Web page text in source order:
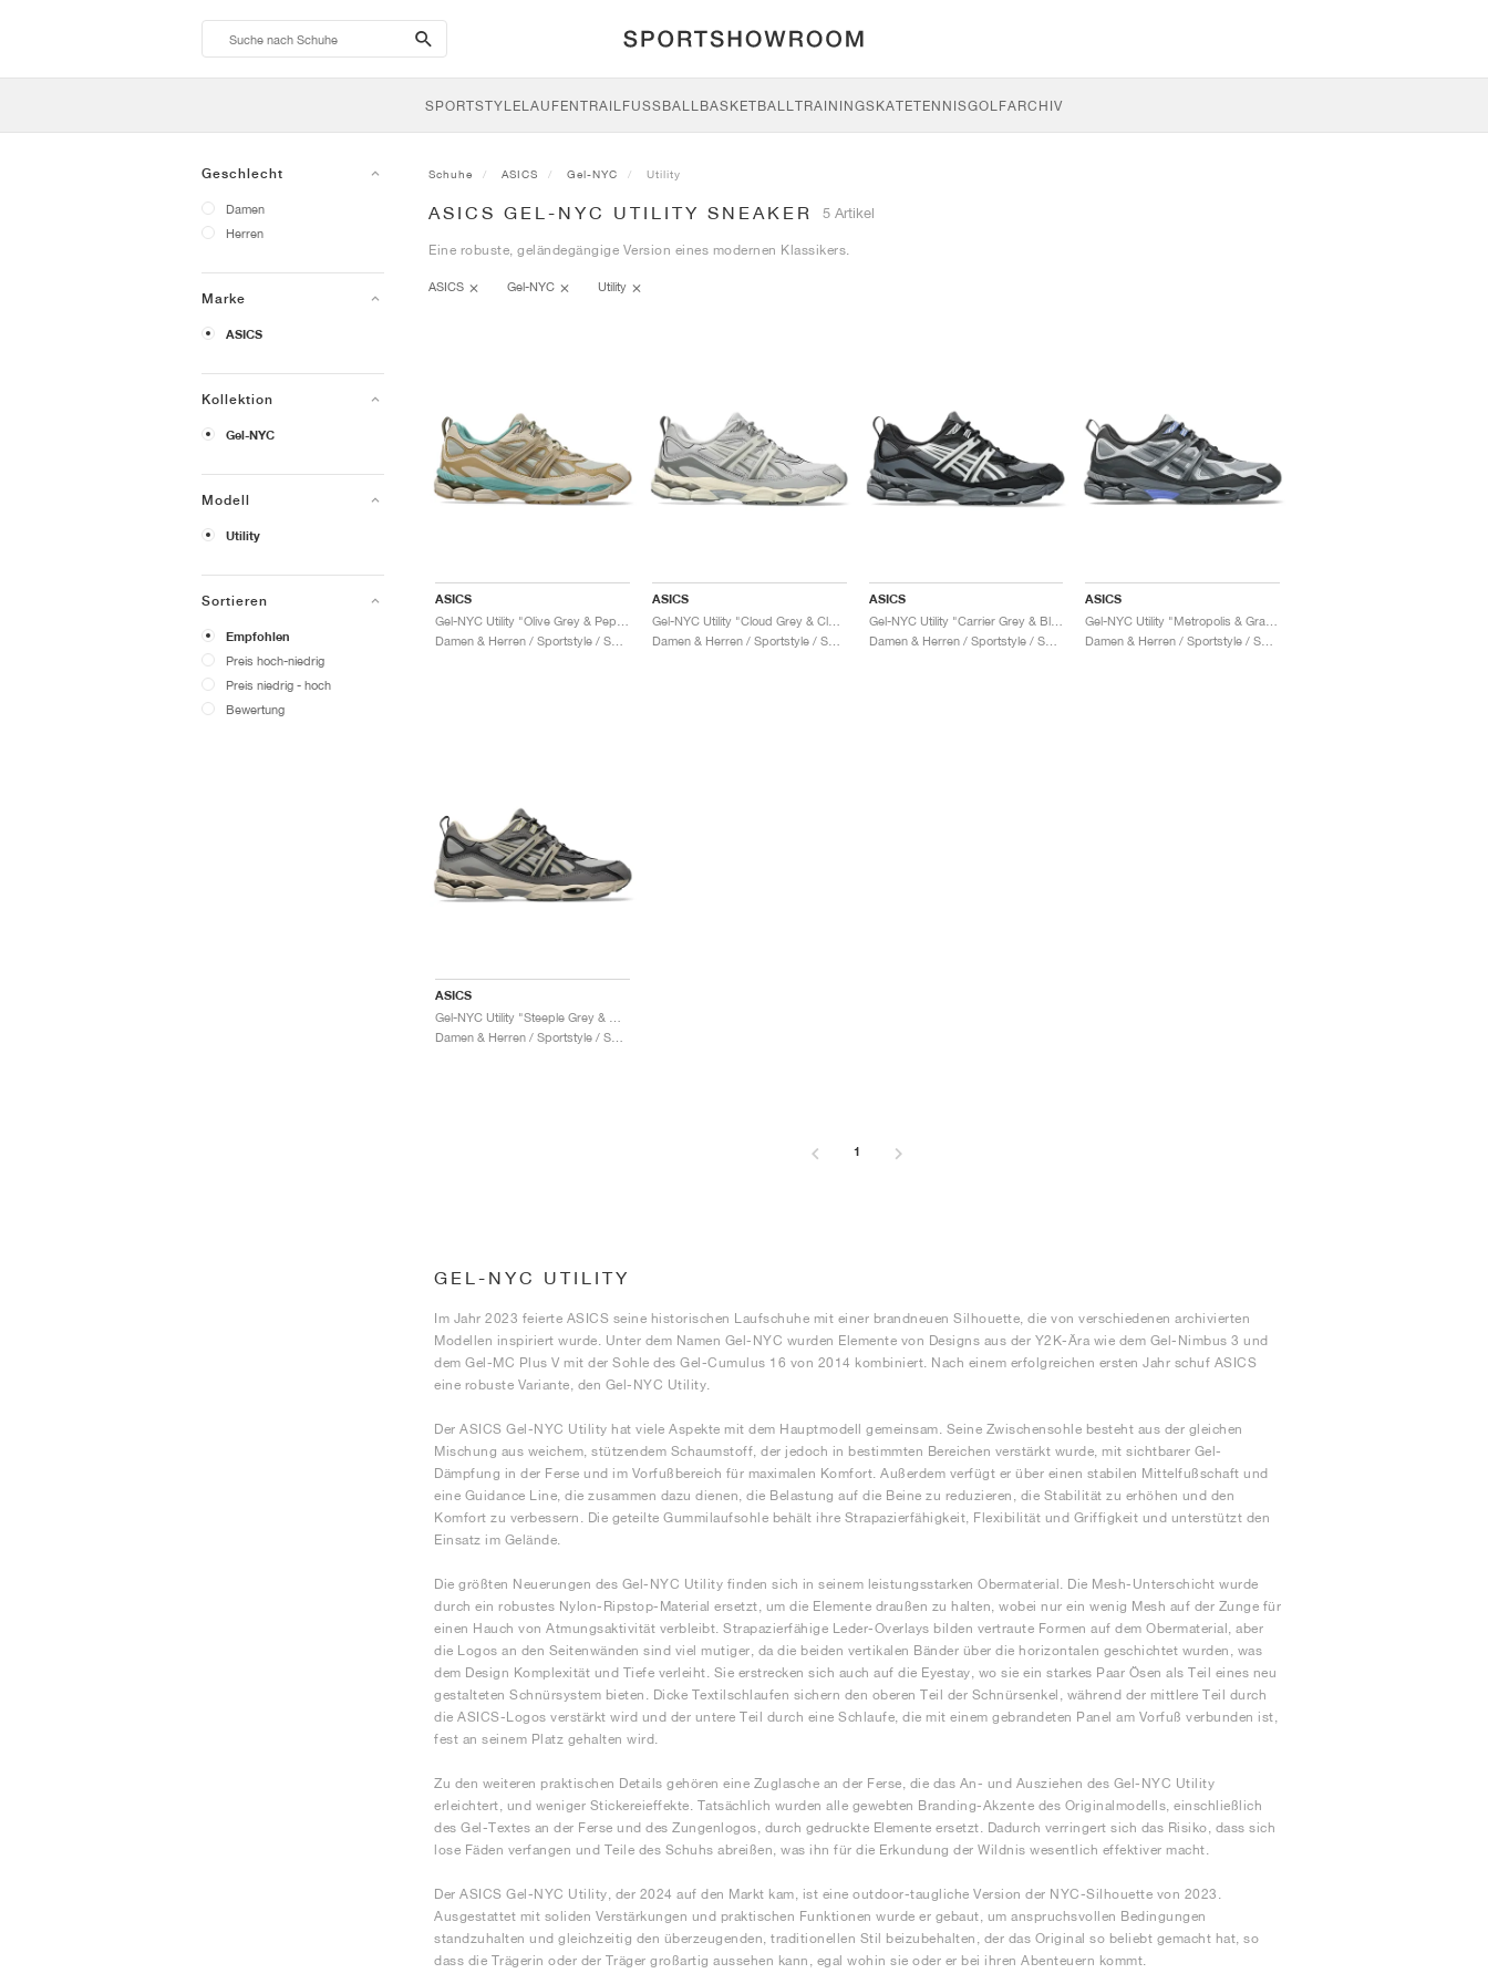
search-
btn
SPORTSTYLELAUFENTRAILFUSSBALL BASKETBALLTRAININGSKATETENNISGOLFARCHIV
Geschlecht
Damen
Herren
Marke
ASICS
Kollektion
Gel-NYC
Modell
Utility
Sortieren
Empfohlen
Preis hoch-niedrig
Preis niedrig - hoch
Bewertung
Schuhe ASICS Gel-NYC Utility
ASICS GEL-NYC UTILITY SNEAKER 5 Artikel
Eine robuste, geländegängige Version eines modernen Klassikers.
ASICS Gel-NYC Utility
ASICS ASICS
Gel-NYC Utility "Cloud Grey & Clay Grey"
Damen & Herren / Sportstyle / Schuhe
ASICS
Gel-NYC Utility "Carrier Grey & Black"
Damen & Herren / Sportstyle / Schuhe
ASICS
ASICS
1
GEL-NYC UTILITY
Im Jahr 2023 feierte ASICS seine historischen Laufschuhe mit einer brandneuen Silhouette, die von verschiedenen archivierten
Modellen inspiriert wurde. Unter dem Namen Gel-NYC wurden Elemente von Designs aus der Y2K-Ära wie dem Gel-Nimbus 3 und
dem Gel-MC Plus V mit der Sohle des Gel-Cumulus 16 von 2014 kombiniert. Nach einem erfolgreichen ersten Jahr schuf ASICS
eine robuste Variante, den Gel-NYC Utility.
Der ASICS Gel-NYC Utility hat viele Aspekte mit dem Hauptmodell gemeinsam. Seine Zwischensohle besteht aus der gleichen
Mischung aus weichem, stützendem Schaumstoff, der jedoch in bestimmten Bereichen verstärkt wurde, mit sichtbarer Gel-
Dämpfung in der Ferse und im Vorfußbereich für maximalen Komfort. Außerdem verfügt er über einen stabilen Mittelfußschaft und
eine Guidance Line, die zusammen dazu dienen, die Belastung auf die Beine zu reduzieren, die Stabilität zu erhöhen und den
Komfort zu verbessern. Die geteilte Gummilaufsohle behält ihre Strapazierfähigkeit, Flexibilität und Griffigkeit und unterstützt den
Einsatz im Gelände.
Die größten Neuerungen des Gel-NYC Utility finden sich in seinem leistungsstarken Obermaterial. Die Mesh-Unterschicht wurde
durch ein robustes Nylon-Ripstop-Material ersetzt, um die Elemente draußen zu halten, wobei nur ein wenig Mesh auf der Zunge für
einen Hauch von Atmungsaktivität verbleibt. Strapazierfähige Leder-Overlays bilden vertraute Formen auf dem Obermaterial, aber
die Logos an den Seitenwänden sind viel mutiger, da die beiden vertikalen Bänder über die horizontalen geschichtet wurden, was
dem Design Komplexität und Tiefe verleiht. Sie erstrecken sich auch auf die Eyestay, wo sie ein starkes Paar Ösen als Teil eines neu
gestalteten Schnürsystem bieten. Dicke Textilschlaufen sichern den oberen Teil der Schnürsenkel, während der mittlere Teil durch
die ASICS-Logos verstärkt wird und der untere Teil durch eine Schlaufe, die mit einem gebrandeten Panel am Vorfuß verbunden ist,
fest an seinem Platz gehalten wird.
Zu den weiteren praktischen Details gehören eine Zuglasche an der Ferse, die das An- und Ausziehen des Gel-NYC Utility
erleichtert, und weniger Stickereieffekte. Tatsächlich wurden alle gewebten Branding-Akzente des Originalmodells, einschließlich
des Gel-Textes an der Ferse und des Zungenlogos, durch gedruckte Elemente ersetzt. Dadurch verringert sich das Risiko, dass sich
lose Fäden verfangen und Teile des Schuhs abreißen, was ihn für die Erkundung der Wildnis wesentlich effektiver macht.
Der ASICS Gel-NYC Utility, der 2024 auf den Markt kam, ist eine outdoor-taugliche Version der NYC-Silhouette von 2023.
Ausgestattet mit soliden Verstärkungen und praktischen Funktionen wurde er gebaut, um anspruchsvollen Bedingungen
standzuhalten und gleichzeitig den überzeugenden, traditionellen Stil beizubehalten, der das Original so beliebt gemacht hat, so
dass die Trägerin oder der Träger großartig aussehen kann, egal wohin sie oder er bei ihren Abenteuern kommt.